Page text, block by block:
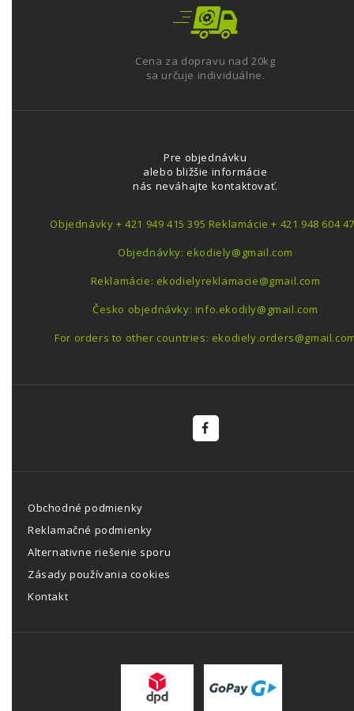
Cena za dopravu nad 20kg
sa určuje individuálne.
Pre objednávku
alebo bližšie informácie
nás neváhajte kontaktovať.
Objednávky + 421 949 415 395 Reklamácie + 421 948 604
Objednávky: ekodiely@gmail.com
Reklamácie: ekodielyreklamacie@gmail.com
Česko objednávky: info.ekodily@gmail.com
For orders to other countries:
Obchodné podmienky
Reklamačné podmienky
Alternativne riešenie sporu
Zásady používania cookies
Kontakt